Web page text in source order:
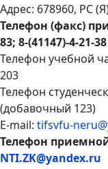
Адрес: 678960, РС
Телефон (факс)
83; 8-(41147)-4-21-
Телефон учебной
203
Телефон
(добавочный 123)
E-mail: tifsvfu-
Телефон
NTI.ZK@yandex.ru